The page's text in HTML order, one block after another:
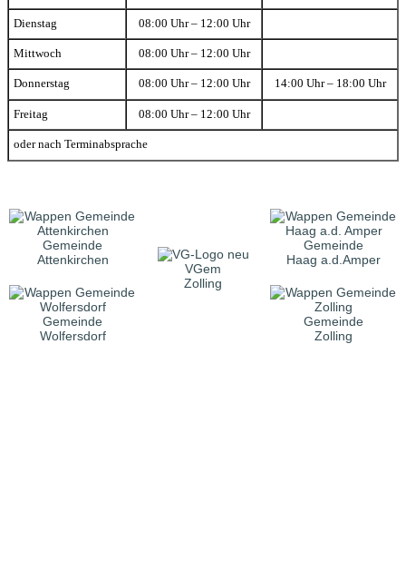
Dienstag 08:00 Uhr – 12:00 Uhr
Mittwoch 08:00 Uhr – 12:00 Uhr
Donnerstag 08:00 Uhr – 12:00 Uhr 14:00 Uhr – 18:00 Uhr
Freitag 08:00 Uhr – 12:00 Uhr
oder nach Terminabsprache
Gemeinde
Attenkirchen
VGem
Zolling
Gemeinde
Haag a.d.Amper
Gemeinde
Wolfersdorf
Gemeinde
Zolling